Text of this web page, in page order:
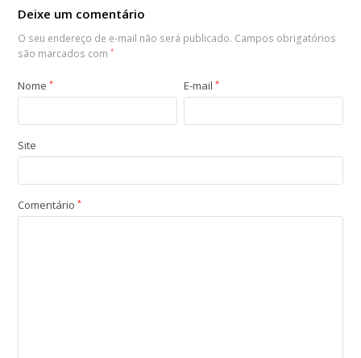
Deixe um comentário
O seu endereço de e-mail não será publicado. Campos obrigatórios
são marcados com*
Nome* E-mail*
Site
Comentário*